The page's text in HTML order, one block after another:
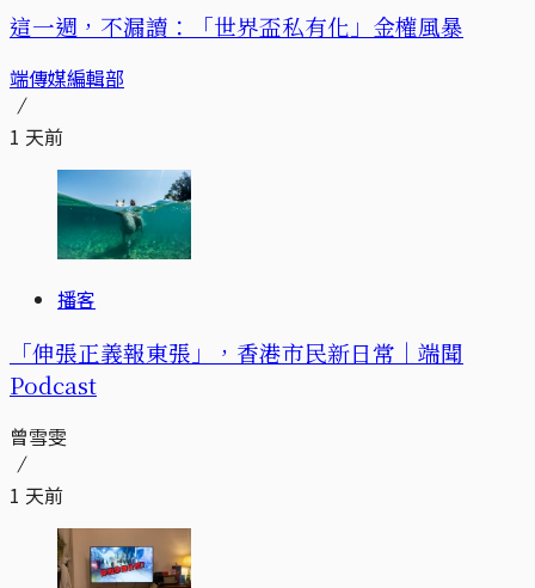
這一週，不漏讀：「世界盃私有化」金權風暴
端傳媒編輯部
1 天前
播客
「伸張正義報東張」，香港市民新日常｜端聞
Podcast
曾雪雯
1 天前